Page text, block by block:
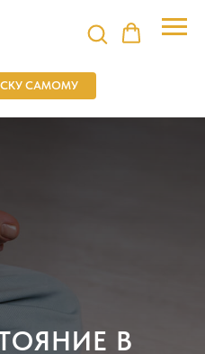
САМОМУ
В